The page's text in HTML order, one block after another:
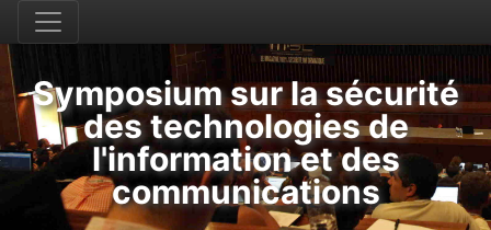
Symposium sur la sécurité
des technologies de
l'information et des
communications